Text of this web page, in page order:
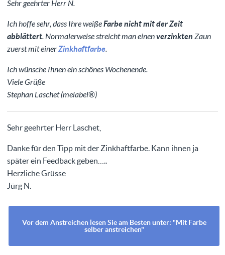
Sehr geehrter Herr N.
Ich hoffe sehr, dass Ihre weißeFarbe nicht mit der Zeit
abblättert. Normalerweise streicht man einenverzinkten Zaun
zuerst mit einerZinkhaftfarbe.
Ich wünsche Ihnen ein schönes Wochenende.
Viele Grüße
Stephan Laschet (melabel®)
Sehr geehrter Herr Laschet,
Danke für den Tipp mit der Zinkhaftfarbe. Kann ihnen ja
später ein Feedback geben…..
Herzliche Grüsse
Jürg N.
Vor dem Anstreichen lesen Sie am Besten unter: "Mit Farbe
selber anstreichen"